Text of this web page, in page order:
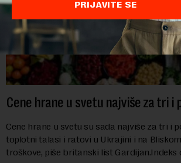
Cene hrane u svetu najviše za tri i
Cene hrane u svetu su sada najviše za tri i
toplotni talasi i ratovi u Ukrajini i na
troškove, piše britanski list Gardijan.Indeks
PRIJAVITE SE